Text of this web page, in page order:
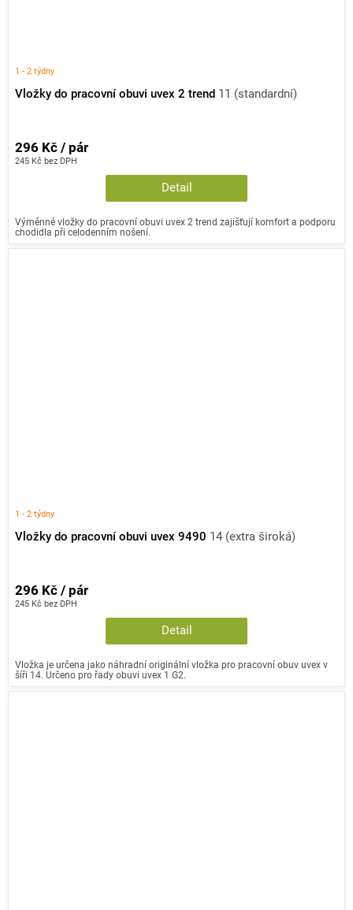
Vložky do pracovní obuvi uvex 2 trend 11 (standardní)
1 - 2 týdny
245 Kč bez DPH
296 Kč / pár
Detail
Výměnné vložky do pracovní obuvi uvex 2 trend zajišťují komfort a podporu
chodidla při celodenním nošení.
Vložky do pracovní obuvi uvex 9490 14 (extra široká)
1 - 2 týdny
245 Kč bez DPH
296 Kč / pár
Detail
Vložka je určena jako náhradní originální vložka pro pracovní obuv uvex v
šíři 14. Určeno pro řady obuvi uvex 1 G2.